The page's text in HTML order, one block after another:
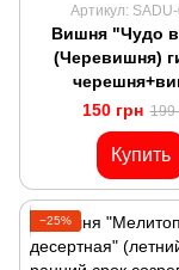
Артикул:
Вишня "Чудо
(Черевишня)
150 грн 199
Купить
−25%